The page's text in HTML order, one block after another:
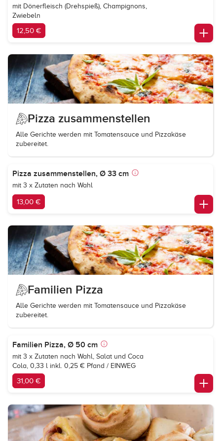
mit Dönerfleisch (Drehspieß), Champignons,
Zwiebeln
12,50 €
Pizza zusammenstellen
Alle Gerichte werden mit Tomatensauce und Pizzakäse
zubereitet.
Pizza zusammenstellen, Ø 33 cm
mit 3 x Zutaten nach Wahl
13,00 €
Familien Pizza
Alle Gerichte werden mit Tomatensauce und Pizzakäse
zubereitet.
Familien Pizza, Ø 50 cm
mit 3 x Zutaten nach Wahl, Salat und Coca
Cola, 0,33 l inkl. 0,25 € Pfand / EINWEG
31,00 €